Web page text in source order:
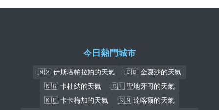
今日熱門城市
🇲🇽 伊斯塔帕拉帕的天氣
🇨🇩 金夏沙的天氣
🇳🇬 卡杜納的天氣
🇨🇱 聖地牙哥的天氣
🇰🇪 卡卡梅加的天氣
🇸🇳 達喀爾的天氣